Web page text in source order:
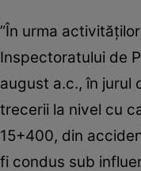
”În urma
Inspectoratului de
august a.c., în jurul
trecerii la nivel cu
15+400, din
fi condus sub